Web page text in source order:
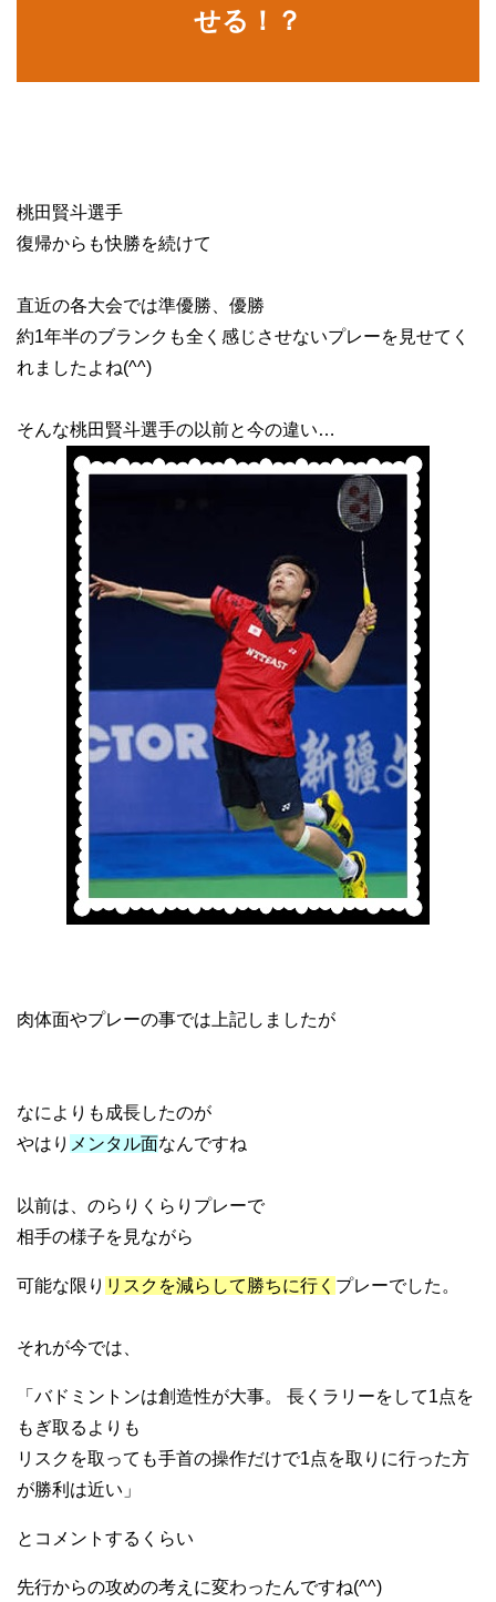
せる！？
桃田賢斗選手
復帰からも快勝を続けて
直近の各大会では準優勝、優勝
約1年半のブランクも全く感じさせないプレーを見せてく
れましたよね(^^)
そんな桃田賢斗選手の以前と今の違い…
肉体面やプレーの事では上記しましたが
なによりも成長したのが
やはり メンタル面なんですね
以前は、のらりくらりプレーで
相手の様子を見ながら
可能な限り リスクを減らして勝ちに行く プレーでした。
それが今では、
「バドミントンは創造性が大事。 長くラリーをして1点を
もぎ取るよりも
リスクを取っても手首の操作だけで1点を取りに行った方
が勝利は近い」
とコメントするくらい
先行からの攻めの考えに変わったんですね(^^)